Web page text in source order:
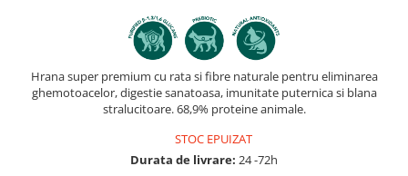
Hrana super premium cu rata si fibre naturale pentru eliminarea
ghemotoacelor, digestie sanatoasa, imunitate puternica si blana
stralucitoare. 68,9% proteine animale.
STOC EPUIZAT
Durata de livrare: 24 -72h